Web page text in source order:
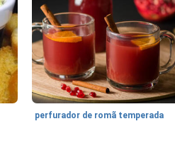
perfurador de romã temperada